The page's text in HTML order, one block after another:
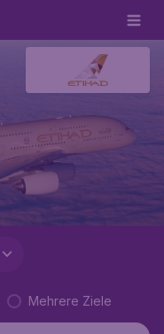
Mehrere Ziele